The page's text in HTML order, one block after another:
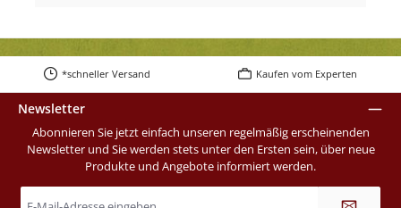
*schneller Versand Kaufen vom Experten
Newsletter
Abonnieren Sie jetzt einfach unseren regelmäßig erscheinenden
Newsletter und Sie werden stets unter den Ersten sein, über neue
Produkte und Angebote informiert werden.